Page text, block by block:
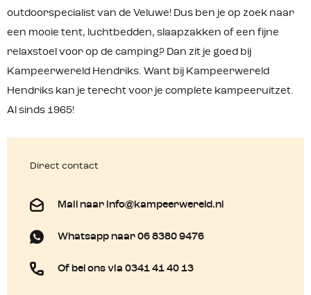
outdoorspecialist van de Veluwe! Dus ben je op zoek naar
een mooie tent, luchtbedden, slaapzakken of een fijne
relaxstoel voor op de camping? Dan zit je goed bij
Kampeerwereld Hendriks. Want bij Kampeerwereld
Hendriks kan je terecht voor je complete kampeeruitzet.
Al sinds 1965!
Direct contact
Mail naar info@kampeerwereld.nl
Whatsapp naar 06 8380 9476
Of bel ons via 0341 41 40 13